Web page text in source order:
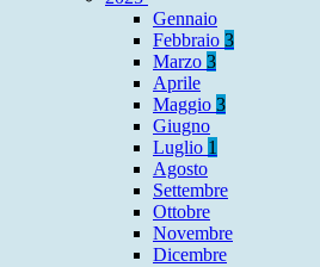
Gennaio
Febbraio 3
Marzo 3
Aprile
Maggio 3
Giugno
Luglio 1
Agosto
Settembre
Ottobre
Novembre
Dicembre